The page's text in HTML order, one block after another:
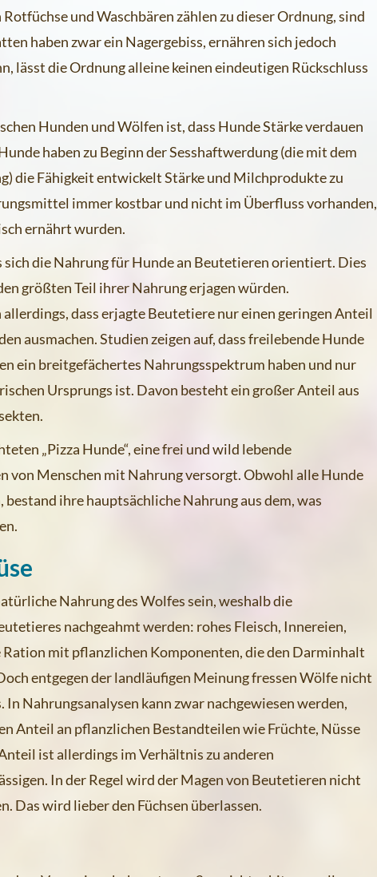
und Waschbären zählen zu dieser Ordnung, sind
haben zwar ein Nagergebiss, ernähren sich jedoch
lässt die Ordnung alleine keinen eindeutigen Rückschluss
Hunden und Wölfen ist, dass Hunde Stärke verdauen
haben zu Beginn der Sesshaftwerdung (die mit dem
die Fähigkeit entwickelt Stärke und Milchprodukte zu
immer kostbar und nicht im Überfluss vorhanden,
ernährt wurden.
sich die Nahrung für Hunde an Beutetieren orientiert. Dies
größten Teil ihrer Nahrung erjagen würden.
dass erjagte Beutetiere nur einen geringen Anteil
ausmachen. Studien zeigen auf, dass freilebende Hunde
ein breitgefächertes Nahrungsspektrum haben und nur
Ursprungs ist. Davon besteht ein großer Anteil aus
„Pizza Hunde“, eine frei und wild lebende
von Menschen mit Nahrung versorgt. Obwohl alle Hunde
ihre hauptsächliche Nahrung aus dem, was
Nahrung des Wolfes sein, weshalb die
nachgeahmt werden: rohes Fleisch, Innereien,
mit pflanzlichen Komponenten, die den Darminhalt
entgegen der landläufigen Meinung fressen Wölfe nicht
Nahrungsanalysen kann zwar nachgewiesen werden,
Anteil an pflanzlichen Bestandteilen wie Früchte, Nüsse
ist allerdings im Verhältnis zu anderen
In der Regel wird der Magen von Beutetieren nicht
Das wird lieber den Füchsen überlassen.